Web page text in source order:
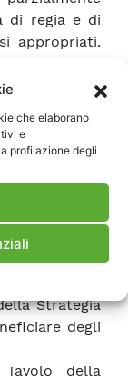
che elaborano
e
profilazione degli
di regia e di
appropriati.
e la
delle
ma non
lavoro del
con la
i temi e le
visione di
e alla
Strategia
degli
della